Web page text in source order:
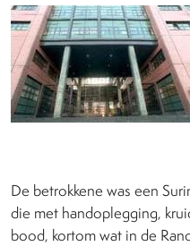
De betrokkene was een
die met handoplegging,
bood, kortom wat in de